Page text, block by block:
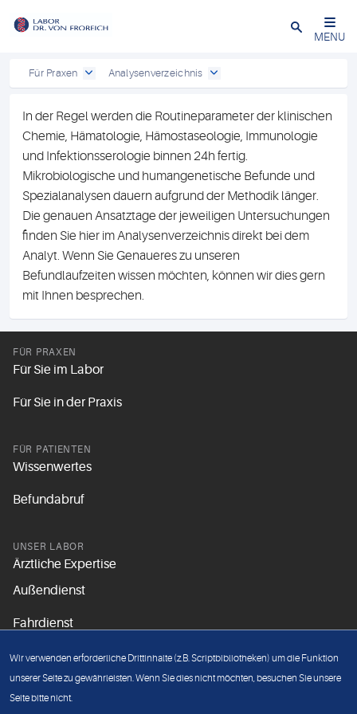
Close
MENU
Für Praxen Analysenverzeichnis
In der Regel werden die Routineparameter der klinischen
Chemie, Hämatologie, Hämostaseologie, Immunologie
und Infektionsserologie binnen 24h fertig.
Mikrobiologische und humangenetische Befunde und
Spezialanalysen dauern aufgrund der Methodik länger.
Die genauen Ansatztage der jeweiligen Untersuchungen
finden Sie hier im Analysenverzeichnis direkt bei dem
Analyt. Wenn Sie Genaueres zu unseren
Befundlaufzeiten wissen möchten, können wir dies gern
mit Ihnen besprechen.
FÜR PRAXEN
Für Sie im Labor
Für Sie in der Praxis
FÜR PATIENTEN
Wissenwertes
Befundabruf
UNSER LABOR
Ärztliche Expertise
Außendienst
Fahrdienst
Unsere Grundsätze
Wir verwenden erforderliche Drittinhalte (z.B. Scriptbibliotheken) um die Funktion
unserer Seite zu gewährleisten. Wenn Sie dies nicht möchten, besuchen Sie unsere
Seite bitte nicht.